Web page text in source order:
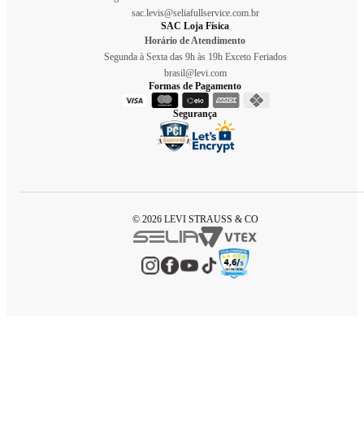
sac.levis@seliafullservice.com.br
SAC Loja Física
Horário de Atendimento
Segunda à Sexta das 9h às 19h Exceto Feriados
brasil@levi.com
Formas de Pagamento
Segurança
© 2026 LEVI STRAUSS & CO